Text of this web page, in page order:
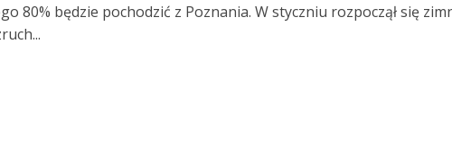
80% będzie pochodzić z Poznania. W styczniu rozpoczął się